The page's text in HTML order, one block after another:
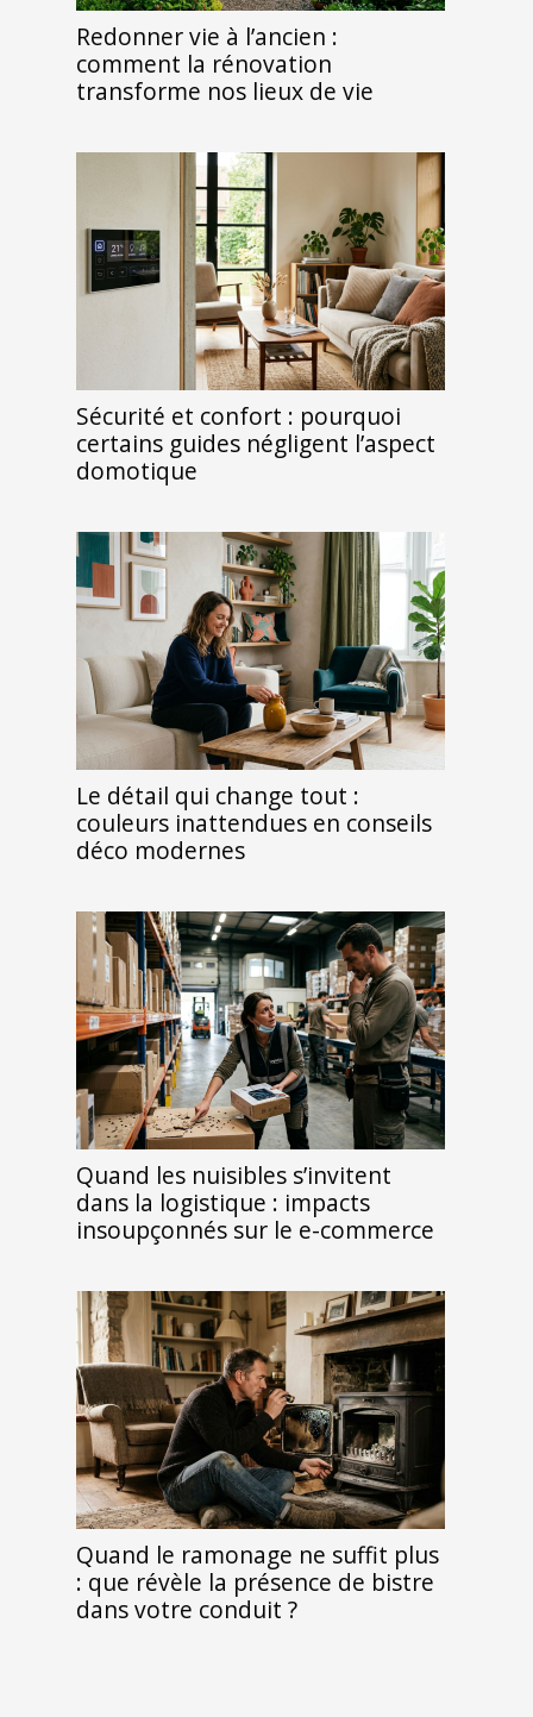
Redonner vie à l’ancien :
comment la rénovation
transforme nos lieux de vie
Sécurité et confort : pourquoi
certains guides négligent l’aspect
domotique
Le détail qui change tout :
couleurs inattendues en conseils
déco modernes
Quand les nuisibles s’invitent
dans la logistique : impacts
insoupçonnés sur le e-commerce
Quand le ramonage ne suffit plus
: que révèle la présence de bistre
dans votre conduit ?